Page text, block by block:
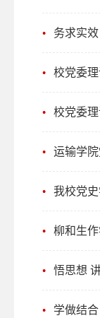
务求实
校党委
校党委
运输学
我校党
柳和生
悟思想
学做结